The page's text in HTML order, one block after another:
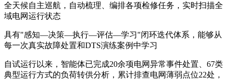
全天候自主巡航，自动梳理、编排各项检修任务，实时扫描全
域电网运行状态
具有"感知—决策—执行—评估—学习"闭环迭代体系，能够从
每一次真实故障处置和DTS演练案例中学习
自试运行以来，智能体已完成20余项电网异常事件处置、67类
典型运行方式的负荷转供分析，累计排查电网薄弱点位22处，